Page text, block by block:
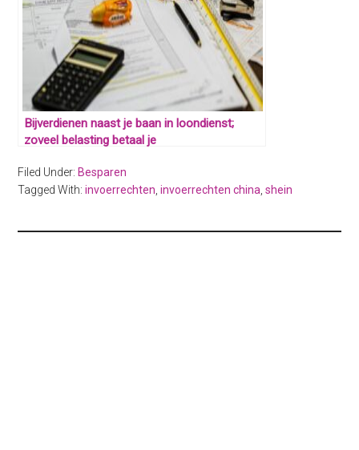
Bijverdienen naast je baan in loondienst;
zoveel belasting betaal je
Filed Under: Besparen
Tagged With:invoerrechten,invoerrechten china,shein